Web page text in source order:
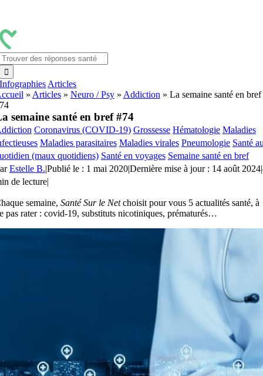
contenu
Infographies Articles
» Articles» Neuro / Psy» Addiction » La semaine santé en bref
semaine santé en bref #74
Coronavirus (COVID-19) Grossesse Hématologie Maladies
Maladies parasitaires Maladies virales Pneumologie Santé
(maux quotidiens) Santé en voyages Semaine santé en bref
Estelle B.|Publié le : 1 mai 2020|Dernière mise à jour : 14 août 2024|
de lecture|
semaine, Santé Sur le Netchoisit pour vous 5 actualités santé, à
pas rater : covid-19, substituts nicotiniques, prématurés…